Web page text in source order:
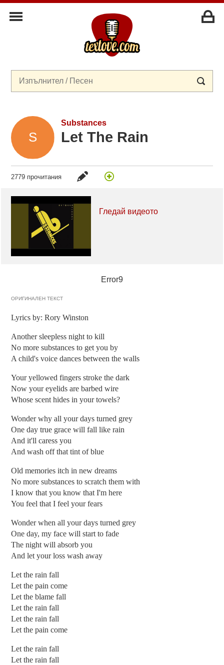
Substances
Let The Rain
2779 прочитания
Гледай видеото
Error9
ОРИГИНАЛЕН ТЕКСТ
Lyrics by: Rory Winston
Another sleepless night to kill
No more substances to get you by
A child's voice dances between the walls
Your yellowed fingers stroke the dark
Now your eyelids are barbed wire
Whose scent hides in your towels?
Wonder why all your days turned grey
One day true grace will fall like rain
And it'll caress you
And wash off that tint of blue
Old memories itch in new dreams
No more substances to scratch them with
I know that you know that I'm here
You feel that I feel your fears
Wonder when all your days turned grey
One day, my face will start to fade
The night will absorb you
And let your loss wash away
Let the rain fall
Let the pain come
Let the blame fall
Let the rain fall
Let the rain fall
Let the pain come
Let the rain fall
Let the rain fall